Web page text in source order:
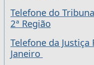
Telefone do
2ª Região
Telefone da Justiça
Janeiro